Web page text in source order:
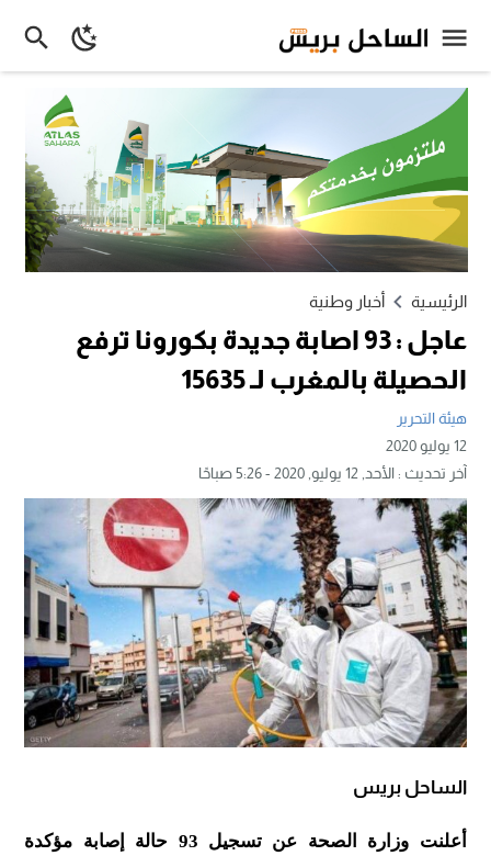
الرئيسية أخبار وطنية
عاجل : 93 اصابة جديدة بكورونا ترفع
الحصيلة بالمغرب لـ 15635
هيئة التحرير
12 يوليو 2020
آخر تحديث :الأحد, 12 يوليو, 2020 - 5:26 صباحًا
الساحل بريس
أعلنت وزارة الصحة عن تسجيل 93 حالة إصابة مؤكدة